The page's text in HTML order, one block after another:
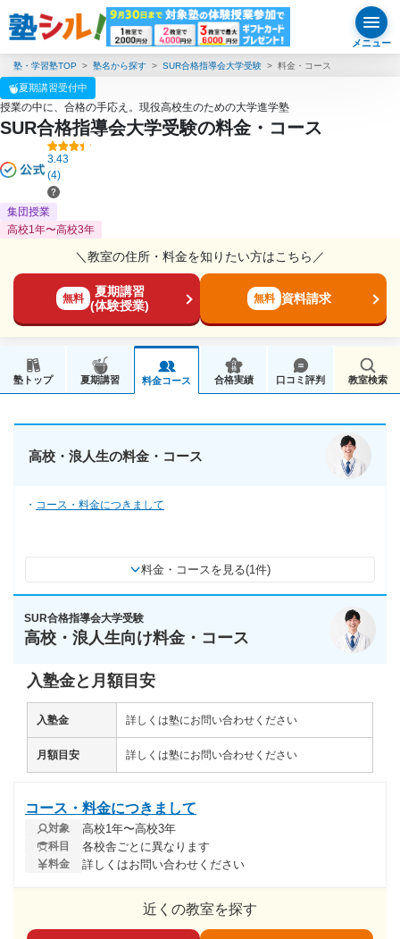
メニュー
塾・学習塾TOP 塾名から探す SUR合格指導会大学受験 料金・コース
夏期講習受付中
授業の中に、合格の手応え。現役高校生のための大学進学塾
SUR合格指導会大学受験の料金・コース
3.43
(4)
集団授業
高校1年〜高校3年
＼教室の住所・料金を知りたい方はこちら／
無料
夏期講習
(体験授業)
無料 資料請求
塾トップ 夏期講習 料金コース 合格実績 口コミ評判 教室検索
高校・浪人生の料金・コース
コース・料金につきまして
料金・コースを見る(1件)
SUR合格指導会大学受験
高校・浪人生向け料金・コース
入塾金と月額目安
入塾金 詳しくは塾にお問い合わせください
月額目安 詳しくは塾にお問い合わせください
コース・料金につきまして
対象 高校1年〜高校3年
科目 各校舎ごとに異なります
料金 詳しくはお問い合わせください
近くの教室を探す